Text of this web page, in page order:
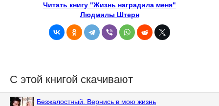
Читать книгу "Жизнь наградила меня"
Людмилы Штерн
С этой книгой скачивают
Безжалостный. Вернись в мою жизнь